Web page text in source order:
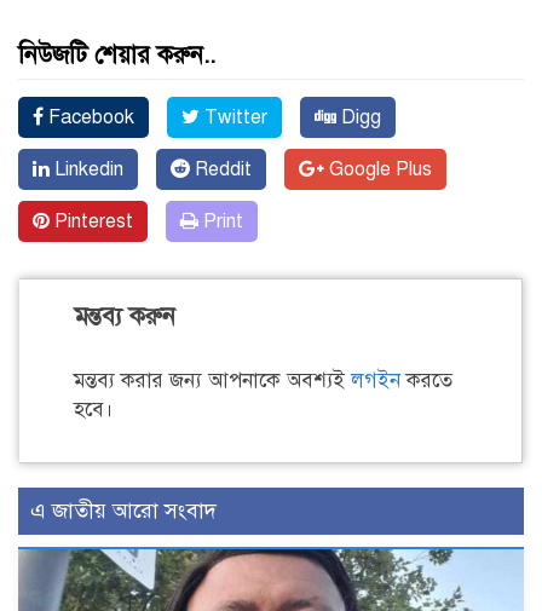
নিউজটি শেয়ার করুন..
Facebook Twitter Digg
Linkedin Reddit Google Plus
Pinterest Print
মন্তব্য করুন
মন্তব্য করার জন্য আপনাকে অবশ্যইলগইনকরতে
হবে।
এ জাতীয় আরো সংবাদ